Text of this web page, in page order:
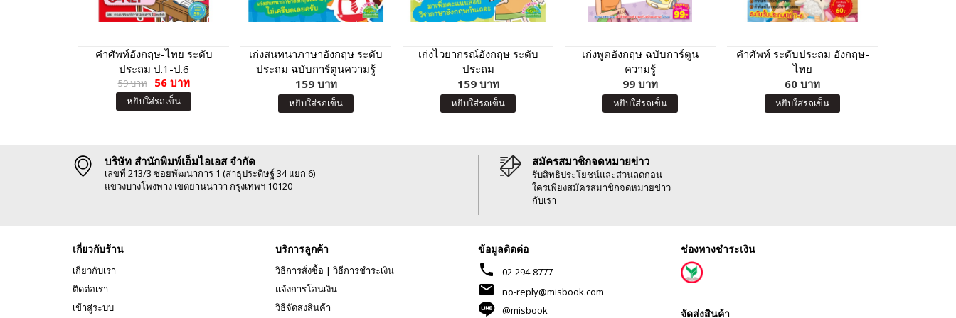
คำศัพท์อังกฤษ-ไทย ระดับ
ประถม ป.1-ป.6
59 บาท 56 บาท
หยิบใส่รถเข็น
เก่งสนทนาภาษาอังกฤษ ระดับ
ประถม ฉบับการ์ตูนความรู้
159 บาท
หยิบใส่รถเข็น
เก่งไวยากรณ์อังกฤษ ระดับ
ประถม
159 บาท
หยิบใส่รถเข็น
เก่งพูดอังกฤษ ฉบับการ์ตูน
ความรู้
99 บาท
หยิบใส่รถเข็น
คำศัพท์ ระดับประถม อังกฤษ-
ไทย
60 บาท
หยิบใส่รถเข็น
บริษัท สำนักพิมพ์เอ็มไอเอส จำกัด
เลขที่ 213/3 ซอยพัฒนาการ 1 (สาธุประดิษฐ์ 34 แยก 6)
แขวงบางโพงพาง เขตยานนาวา กรุงเทพฯ 10120
สมัครสมาชิกจดหมายข่าว
รับสิทธิประโยชน์และส่วนลดก่อน
ใครเพียงสมัครสมาชิกจดหมายข่าว
กับเรา
เกี่ยวกับร้าน
เกี่ยวกับเรา
ติดต่อเรา
เข้าสู่ระบบ
บริการลูกค้า
วิธีการสั่งซื้อ | วิธีการชำระเงิน
แจ้งการโอนเงิน
วิธีจัดส่งสินค้า
ข้อมูลติดต่อ
phone 02-294-8777
mail
no-reply@misbook.com
@misbook
ช่องทางชำระเงิน
จัดส่งสินค้า